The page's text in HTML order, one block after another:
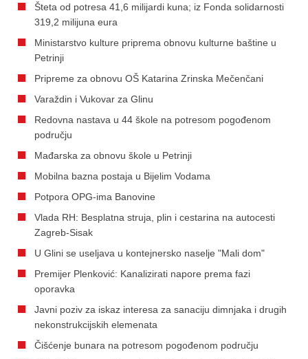
Šteta od potresa 41,6 milijardi kuna; iz Fonda solidarnosti
319,2 milijuna eura
Ministarstvo kulture priprema obnovu kulturne baštine u
Petrinji
Pripreme za obnovu OŠ Katarina Zrinska Mečenčani
Varaždin i Vukovar za Glinu
Redovna nastava u 44 škole na potresom pogođenom
području
Mađarska za obnovu škole u Petrinji
Mobilna bazna postaja u Bijelim Vodama
Potpora OPG-ima Banovine
Vlada RH: Besplatna struja, plin i cestarina na autocesti
Zagreb-Sisak
U Glini se useljava u kontejnersko naselje "Mali dom"
Premijer Plenković: Kanalizirati napore prema fazi
oporavka
Javni poziv za iskaz interesa za sanaciju dimnjaka i drugih
nekonstrukcijskih elemenata
Čišćenje bunara na potresom pogođenom području